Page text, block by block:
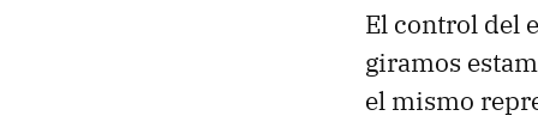
El control del
giramos
el mismo